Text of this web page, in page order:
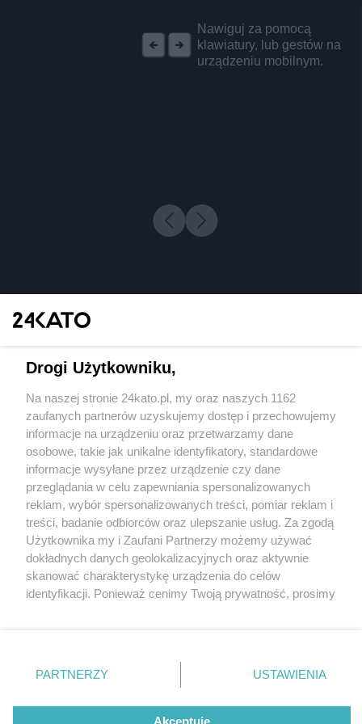
Nawiguj za pomocą
klawiatury, lub gestów na
urządzeniu mobilnym.
6 / 0
Wydawca mediów lokalnych
Nie zapomnij
zapoznać się z:
polityką prywatności regulamin korzystania z portali
Twojemiasto
Piekary Śląskie
Chorzów
Tarnowskie Góry
Gliwice
Skontakuj sięz nami
Kontakt
Wydawca
Redakcja
Drogi Użytkowniku,
Na naszej stronie 24kato.pl, my oraz naszych 1162
zaufanych partnerów uzyskujemy dostęp i przechowujemy
informacje na urządzeniu oraz przetwarzamy dane
osobowe, takie jak unikalne identyfikatory, standardowe
informacje wysyłane przez urządzenie czy dane
przeglądania w celu zapewniania spersonalizowanych
reklam, wybór spersonalizowanych treści, pomiar reklam i
treści, badanie odbiorców oraz ulepszanie usług. Za zgodą
Użytkownika my i Zaufani Partnerzy możemy używać
dokładnych danych geolokalizacyjnych oraz aktywnie
skanować charakterystykę urządzenia do celów
identyfikacji. Ponieważ cenimy Twoją prywatność, prosimy
prywatności znajdujący się w lewym dolnym rogu strony
. Niektóre rodzaje przetwarzania danych nie wymagają
zgody użytkownika, ale masz prawo sprzeciwić się
takiemu przetwarzaniu. Preferencje będą miały
PARTNERZY USTAWIENIA
Akceptuję